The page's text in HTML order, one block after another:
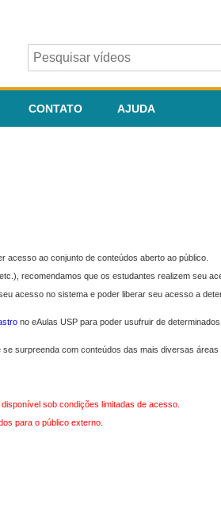
CONTATO AJUDA
acesso ao conjunto de conteúdos aberto ao público.
recomendamos que os estudantes realizem seu
acesso no sistema e poder liberar seu acesso a
no eAulas USP para poder usufruir de
se surpreenda com conteúdos das mais diversas áreas
sob condições limitadas de acesso.
para o público externo.